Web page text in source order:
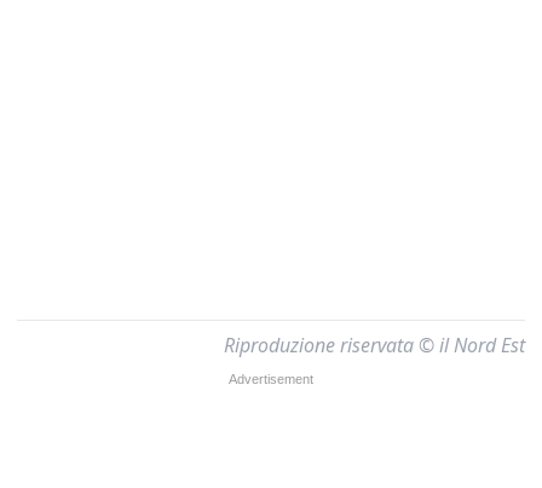
Riproduzione riservata © il Nord Est